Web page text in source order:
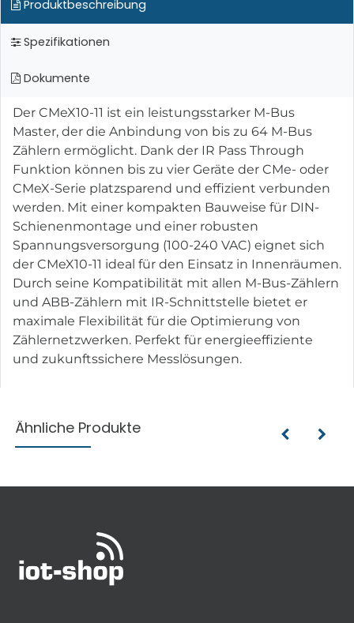
Produktbeschreibung
Spezifikationen
Dokumente
Der CMeX10-11 ist ein leistungsstarker M-Bus
Master, der die Anbindung von bis zu 64 M-Bus
Zählern ermöglicht. Dank der IR Pass Through
Funktion können bis zu vier Geräte der CMe- oder
CMeX-Serie platzsparend und effizient verbunden
werden. Mit einer kompakten Bauweise für DIN-
Schienenmontage und einer robusten
Spannungsversorgung (100-240 VAC) eignet sich
der CMeX10-11 ideal für den Einsatz in Innenräumen.
Durch seine Kompatibilität mit allen M-Bus-Zählern
und ABB-Zählern mit IR-Schnittstelle bietet er
maximale Flexibilität für die Optimierung von
Zählernetzwerken. Perfekt für energieeffiziente
und zukunftssichere Messlösungen.
Ähnliche Produkte